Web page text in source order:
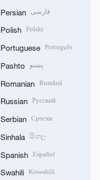
Persian فارسی
Polish Polski
Portuguese Português
Pashto پښتو
Romanian Română
Russian Русский
Serbian Српски
Sinhala සිංහල
Spanish Español
Swahili Kiswahili